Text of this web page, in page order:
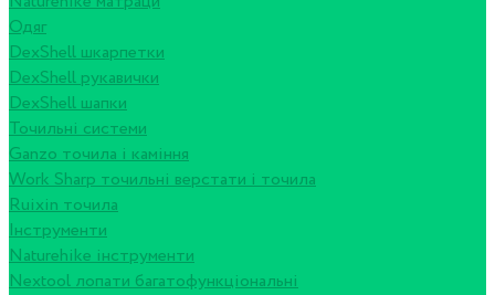
Одяг
DexShell шкарпетки
DexShell рукавички
DexShell шапки
Точильні системи
Ganzo точила і каміння
Work Sharp точильні верстати і точила
Ruixin точила
Інструменти
Naturehike інструменти
Nextool лопати багатофункціональні